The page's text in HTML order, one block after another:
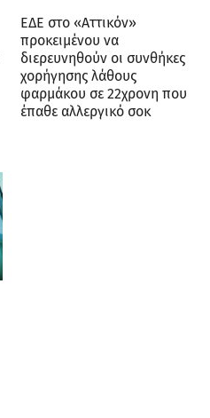
ΕΔΕ στο «Αττικόν»
προκειμένου να
διερευνηθούν οι συνθήκες
χορήγησης λάθους
φαρμάκου σε 22χρονη που
έπαθε αλλεργικό σοκ